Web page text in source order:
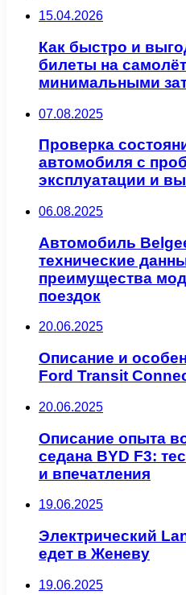
15.04.2026
Как быстро и
билеты на
минимальными
07.08.2025
Проверка
автомобиля с
эксплуатации и
06.08.2025
Автомобиль
технические
преимущества
поездок
20.06.2025
Описание и
Ford Transit
20.06.2025
Описание опыта
седана BYD F3:
и впечатления
19.06.2025
Электрический
едет в Женеву
19.06.2025